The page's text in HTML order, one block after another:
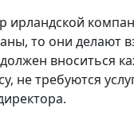
ирландской
то они делают
вноситься
не требуются